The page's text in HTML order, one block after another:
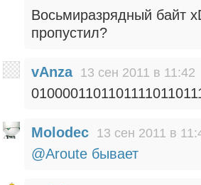
Восьмиразрядный байт
пропустил?
vAnza 13 сен 2011 в 11:42
Molodec 13 сен 2011 в
@Aroute бывает